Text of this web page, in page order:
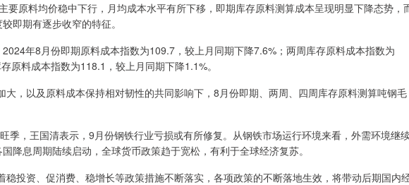
原料均价稳中下行，月均成本水平有所下移，即期库存原料测算成本呈现明显下降态势，
即期有逐步收窄的特征。
年8月份即期原料成本指数为109.7，较上月同期下降7.6%；两周库存原料成本指数为
原料成本指数为118.1，较上月同期下降1.1%。
，以及原料成本保持相对韧性的共同影响下，8月份即期、两周、四周库存原料测算吨钢毛
，王国清表示，9月份钢铁行业亏损或有所修复。从钢铁市场运行环境来看，外需环境继
降息周期陆续启动，全球货币政策趋于宽松，有利于全球经济复苏。
投资、促消费、稳增长等政策措施不断落实，各项政策的不断落地生效，将带动后期国内